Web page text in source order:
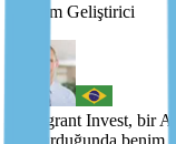
Yazılım Geliştirici
Immigrant Invest, bir
durdurduğunda benim